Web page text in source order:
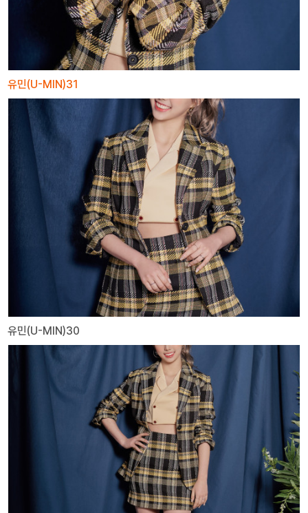
유민(U-MIN)31
유민(U-MIN)30